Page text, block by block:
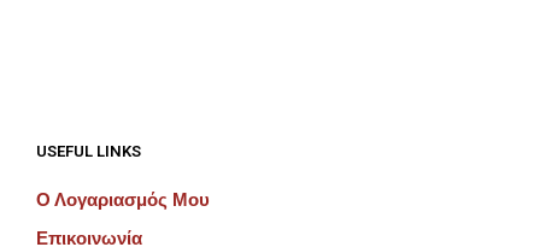
USEFUL LINKS
Ο Λογαριασμός Μου
Επικοινωνία